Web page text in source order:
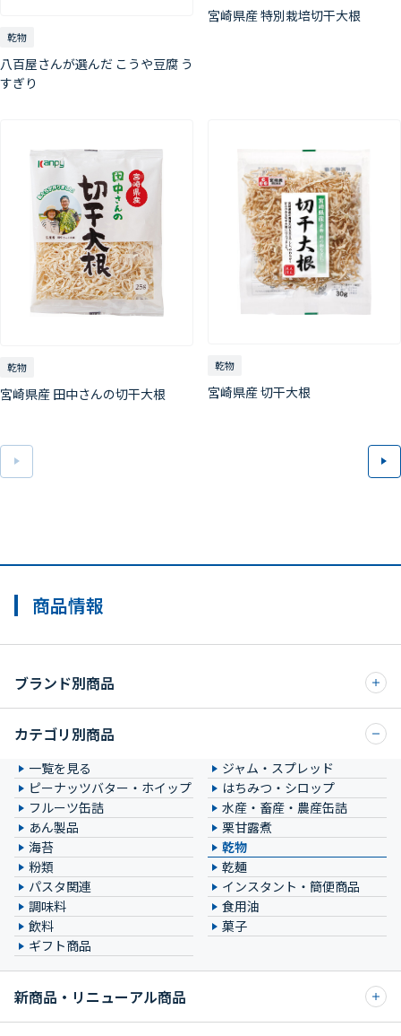
乾物
八百屋さんが選んだ こうや豆腐 う
すぎり
宮崎県産 特別栽培切干大根
乾物
宮崎県産 田中さんの切干大根
乾物
宮崎県産 切干大根
前へ 次
商品情報
ブランド別商品
カテゴリ別商品
一覧を見る
ジャム・スプレッド
ピーナッツバター・ホイップ
はちみつ・シロップ
フルーツ缶詰
水産・畜産・農産缶詰
あん製品
栗甘露煮
海苔
乾物
粉類
乾麺
パスタ関連
インスタント・簡便商品
調味料
食用油
飲料
菓子
ギフト商品
新商品・リニューアル商品